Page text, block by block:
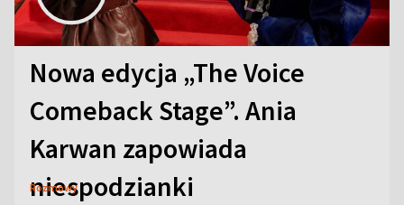
Nowa edycja „The Voice
Comeback Stage”. Ania
Karwan zapowiada
niespodzianki
Rozmowy